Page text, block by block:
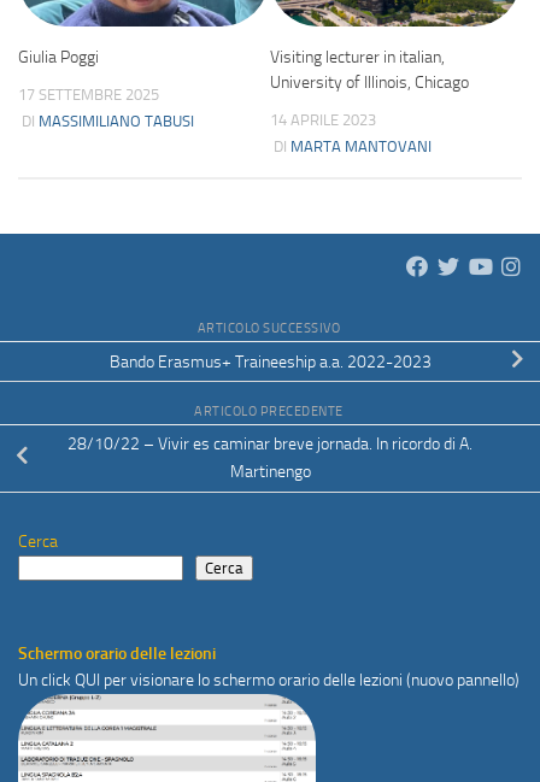
Giulia Poggi
17 SETTEMBRE 2025
DI MASSIMILIANO TABUSI
Visiting lecturer in italian,
University of Illinois, Chicago
14 APRILE 2023
DI MARTA MANTOVANI
ARTICOLO SUCCESSIVO
Bando Erasmus+ Traineeship a.a. 2022-2023
ARTICOLO PRECEDENTE
28/10/22 – Vivir es caminar breve jornada. In ricordo di A.
Martinengo
Cerca
Cerca
Schermo orario delle lezioni
Un click QUI per visionare lo schermo orario delle lezioni (nuovo pannello)